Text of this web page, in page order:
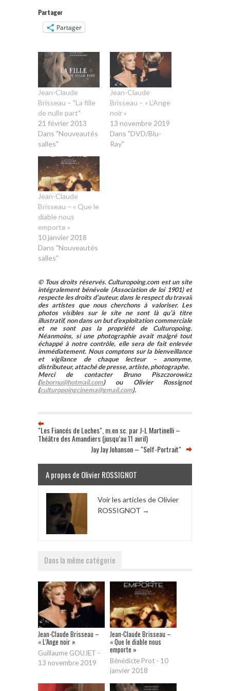
Partager
Partager
Jean-Claude
Brisseau – "La fille
de nulle part"
21 février 2013
Dans "Nouveautés
salles"
Jean-Claude
Brisseau – « L’Ange
noir »
13 novembre 2019
Dans "DVD/Blu-
Ray"
Jean-Claude
Brisseau – « Que le
diable nous
emporte »
10 janvier 2018
Dans "Nouveautés
salles"
© Tous droits réservés. Culturopoing.com est un site
intégralement bénévole (Association de loi 1901) et
respecte les droits d’auteur, dans le respect du travail
des artistes que nous cherchons à valoriser. Les
photos visibles sur le site ne sont là qu’à titre
illustratif, non dans un but d’exploitation commerciale
et ne sont pas la propriété de Culturopoing.
Néanmoins, si une photographie avait malgré tout
échappé à notre contrôle, elle sera de fait enlevée
immédiatement. Nous comptons sur la bienveillance
et vigilance de chaque lecteur – anonyme,
distributeur, attaché de presse, artiste, photographe.
Merci de contacter Bruno Piszczorowicz
(lebornu@hotmail.com) ou Olivier Rossignot
(culturopoingcinema@gmail.com).
"Les Fiancés de Loches", m.en sc. par J-L Martinelli –
Théâtre des Amandiers (jusqu’au 11 avril)
Jay Jay Johanson – "Self-Portrait"
A propos de Olivier ROSSIGNOT
Voir les articles de Olivier
ROSSIGNOT →
Dans la même catégorie
Jean-Claude Brisseau –
« L’Ange noir »
Guillaume GOUJET -
13 novembre 2019
Jean-Claude Brisseau –
« Que le diable nous
emporte »
Bénédicte Prot - 10
janvier 2018